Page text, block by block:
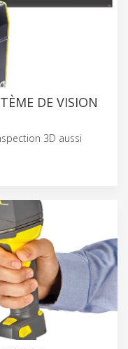
DE VISION
3D aussi